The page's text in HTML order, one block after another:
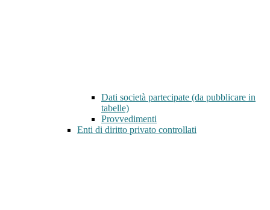
Dati società partecipate (da pubblicare in
tabelle)
Provvedimenti
Enti di diritto privato controllati